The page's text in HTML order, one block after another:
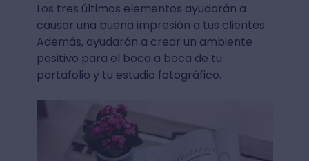
Los tres últimos elementos ayudarán a
causar una buena impresión a tus clientes.
Además, ayudarán a crear un ambiente
positivo para el boca a boca de tu
portafolio y tu estudio fotográfico.